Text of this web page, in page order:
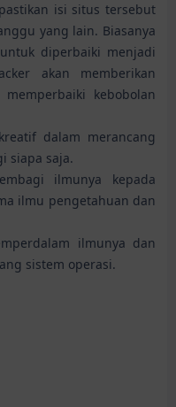
isi situs tersebut
yang lain. Biasanya
diperbaiki menjadi
akan memberikan
kebobolan
dalam merancang
siapa saja.
ilmunya kepada
ilmu pengetahuan dan
ilmunya dan
sistem operasi.